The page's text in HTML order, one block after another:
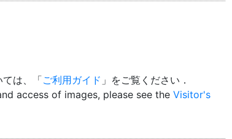
は、「ご利用ガイド 」をご覧ください．
access of images, please see the Visitor's